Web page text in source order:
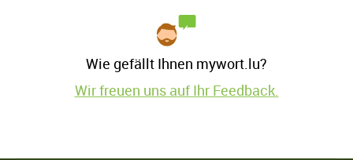
Wie gefällt Ihnen mywort.lu?
Wir freuen uns auf Ihr Feedback.